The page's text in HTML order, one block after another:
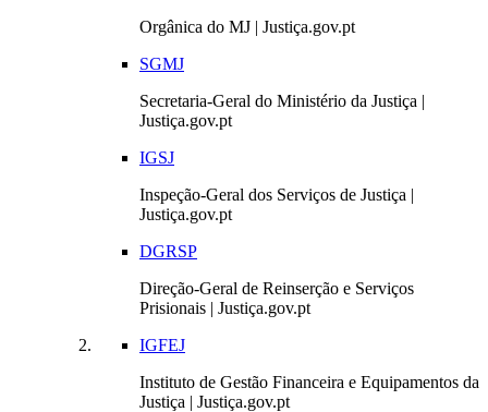
Orgânica do MJ | Justiça.gov.pt
SGMJ
Secretaria-Geral do Ministério da Justiça |
Justiça.gov.pt
IGSJ
Inspeção-Geral dos Serviços de Justiça |
Justiça.gov.pt
DGRSP
Direção-Geral de Reinserção e Serviços
Prisionais | Justiça.gov.pt
IGFEJ
Instituto de Gestão Financeira e Equipamentos da
Justiça | Justiça.gov.pt